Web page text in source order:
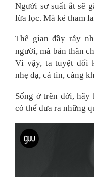
Người sơ suất ắt sẽ
lừa lọc. Mà kẻ tham
Thế gian đầy rẫy
người, mà bản thân
Vì vậy, ta tuyệt đối
nhẹ dạ, cả tin, càng
Sống ở trên đời, hãy
có thể đưa ra những